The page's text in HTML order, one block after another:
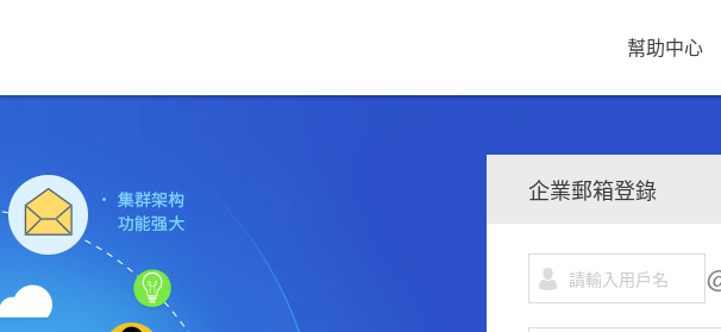
幫助中心
企業郵箱登錄